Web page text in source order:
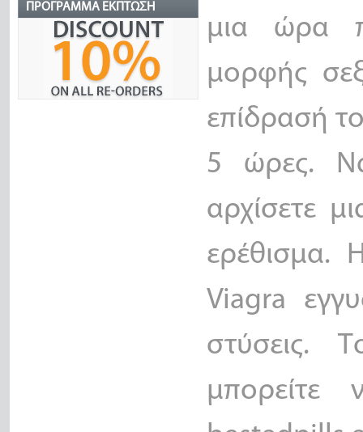
ΠΡΌΓΡΑΜΜΑ ΈΚΠΤΩΣΗ
μια ώρα
μορφής
επίδρασή
5 ώρες.
αρχίσετε
ερέθισμα.
Viagra
στύσεις.